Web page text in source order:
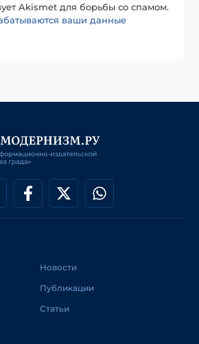
Akismet для борьбы со спамом.
ваши данные
Новости
Публикации
Статьи